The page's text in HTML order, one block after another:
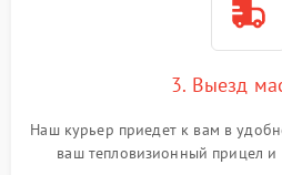
3. Выезд
Наш курьер приедет к вам в
ваш тепловизионный прицел и